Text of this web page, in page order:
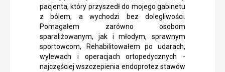
pacjenta, który przyszedł do mojego gabinetu
z bólem, a wychodzi bez dolegliwości.
Pomagałem zarówno osobom
sparaliżowanym, jak i młodym, sprawnym
sportowcom, Rehabilitowałem po udarach,
wylewach i operacjach ortopedycznych -
najczęściej wszczepienia endoprotez stawów